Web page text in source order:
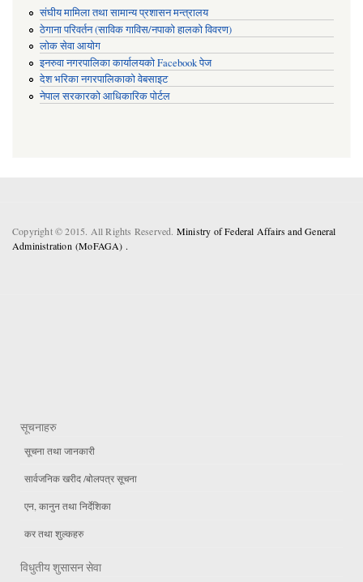
संघीय मामिला तथा सामान्य प्रशासन मन्त्रालय
ठेगाना परिवर्तन (साविक गाविस/नपाको हालको विवरण)
लोक सेवा आयोग
इनरुवा नगरपालिका कार्यालयको Facebook पेज
देश भरिका नगरपालिकाको वेबसाइट
नेपाल सरकारको आधिकारिक पोर्टल
Copyright © 2015. All Rights Reserved. Ministry of Federal Affairs and General
Administration (MoFAGA) .
सूचनाहरु
सूचना तथा जानकारी
सार्वजनिक खरीद /बोलपत्र सूचना
एन, कानुन तथा निर्देशिका
कर तथा शुल्कहरु
विधुतीय शुसासन सेवा